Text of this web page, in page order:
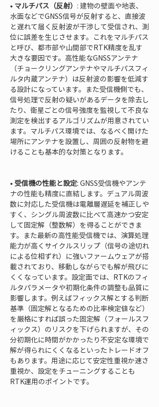
• マルチパス（反射） : 建物の壁面や地表、
水面などでGNSS信号が反射すると、直接波
と遅れて届く反射波が干渉して受信され、測
位に誤差を生じさせます。これをマルチパス
と呼び、都市部や山間部でRTK精度を乱す
大きな要因です。高性能なGNSSアンテナ
（チョークリングアンテナやマルチパスフィ
ルタ内蔵アンテナ）は反射波の影響を低減す
る設計になっています。また受信機側でも、
信号処理で反射の疑いがあるデータを除去し
たり、衛星ごとの信号強度を監視して不良な
測定を検出するアルゴリズムが用意されてい
ます。マルチパス環境では、なるべく開けた
場所にアンテナを設置し、周囲の反射物を避
けることも基本的な対策となります。
• 受信機の性能と設定: GNSS受信機やアンテ
ナの性能も精度に直結します。デュアル周波
数に対応した受信機は電離層遅延を補正しや
すく、シングル周波数に比べて高速かつ安定
して固定解（整数解）を得ることができま
す。また最新の高性能受信機では、演算処理
能力が高くサイクルスリップ（信号の途切れ
による位相ずれ）に強いファームウェアが搭
載されており、移動しながらでも解が飛びに
くくなっています。設定面では、RTKのフィ
ルタパラメータや初期化条件の調整も品質に
影響します。例えばフィックス解とする判断
基準（固定解となるための比率検定値など）
を厳格にすれば誤った固定解（フォールスフ
ィックス）のリスクを下げられますが、その
分初期化に時間がかかったり不安定な環境で
解が得られにくくなるといったトレードオフ
もあります。用途に応じて安定性重視か速さ
重視か、設定をチューニングすることも
RTK運用のポイントです。